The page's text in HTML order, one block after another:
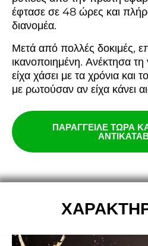
έφτασε σε 48 ώρες και
διανομέα.
Μετά από πολλές δοκιμές,
ικανοποιημένη. Ανέκτησα
είχα χάσει με τα χρόνια και
με ρωτούσαν αν είχα κάνει
ΠΑΡΑΓΓΕΙΛΕ ΤΩΡΑ